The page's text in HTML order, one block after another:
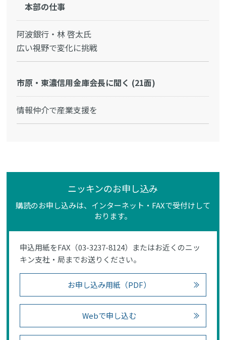
本部の仕事
阿波銀行・林 啓太氏
広い視野で変化に挑戦
市原・東濃信用金庫会長に聞く (21面)
情報仲介で産業支援を
ニッキンのお申し込み
購読のお申し込みは、インターネット・FAXで受付けして
おります。
申込用紙をFAX（03-3237-8124）またはお近くのニッ
キン支社・局までお送りください。
お申し込み用紙（PDF）
Webで申し込む